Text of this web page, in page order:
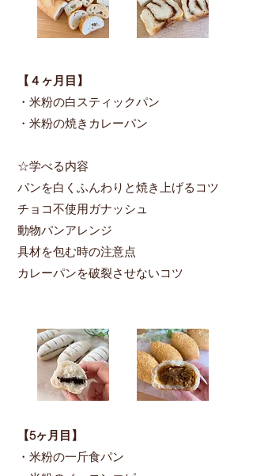
【４ヶ月目​】
・米粉の白スティックパン
・米粉の焼きカレーパン
☆学べる内容
パンを白くふんわりと焼き上げるコツ
チョコ不使用ガナッシュ
動物パンアレンジ
具材を包む時の注意点
カレーパンを破裂させないコツ
【5ヶ月目​】
・米粉の一斤食パン